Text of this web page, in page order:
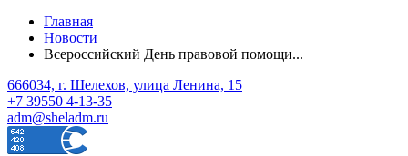
Главная
Новости
Всероссийский День правовой помощи...
666034, г. Шелехов, улица Ленина, 15
+7 39550 4-13-35
adm@sheladm.ru